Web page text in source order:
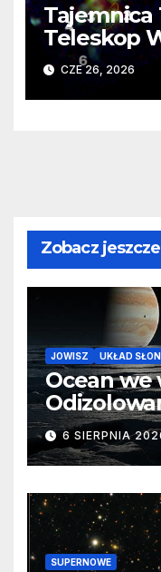
Tajemnica
Teleskop
rodzi się
CZE 26, 2026
Zobacz jeszcze
JOWISZ UKŁAD
Ocean we
barierę
6 SIERPNIA
SUPERNOWE